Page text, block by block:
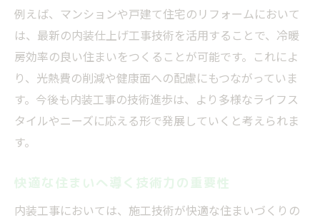
例えば、マンションや戸建て住宅のリフォームにおいて
は、最新の内装仕上げ工事技術を活用することで、冷暖
房効率の良い住まいをつくることが可能です。これによ
り、光熱費の削減や健康面への配慮にもつながっていま
す。今後も内装工事の技術進歩は、より多様なライフス
タイルやニーズに応える形で発展していくと考えられま
す。
快適な住まいへ導く技術力の重要性
内装工事においては、施工技術が快適な住まいづくりの